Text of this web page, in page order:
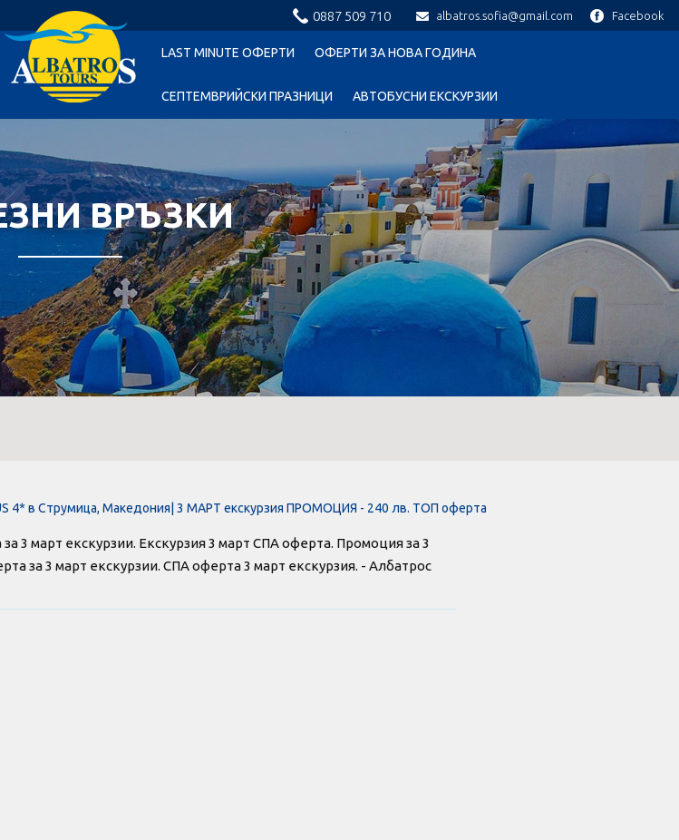
0887 509 710 albatros.sofia@gmail.com Facebook
LAST MINUTE ОФЕРТИ ОФЕРТИ ЗА НОВА ГОДИНА
СЕПТЕМВРИЙСКИ ПРАЗНИЦИ АВТОБУСНИ ЕКСКУРЗИИ
ВРЪЗКИ
4* в Струмица, Македония| 3 МАРТ екскурзия ПРОМОЦИЯ - 240 лв. ТОП оферта
3 март екскурзии. Екскурзия 3 март СПА оферта. Промоция за 3
за 3 март екскурзии. СПА оферта 3 март екскурзия. - Албатрос